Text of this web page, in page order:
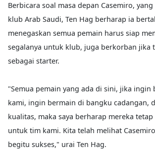
Berbicara soal masa depan Casemiro,
klub Arab Saudi, Ten Hag berharap ia
menegaskan semua pemain harus siap
segalanya untuk klub, juga berkorban jika
sebagai starter.
"Semua pemain yang ada di sini, jika ingin
kami, ingin bermain di bangku cadangan,
kualitas, maka saya berharap mereka
untuk tim kami. Kita telah melihat
begitu sukses," urai Ten Hag.